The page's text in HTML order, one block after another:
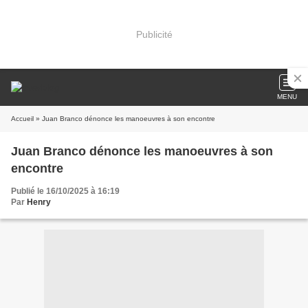
Publicité
MENU
Accueil » Juan Branco dénonce les manoeuvres à son encontre
Juan Branco dénonce les manoeuvres à son
encontre
Publié le 16/10/2025 à 16:19
Par Henry